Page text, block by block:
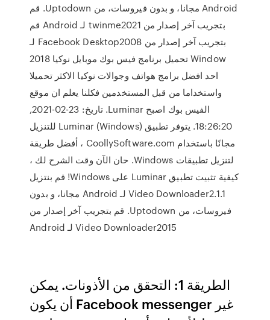
Android مجانا، و بدون فيروسات، من Uptodown. قم
بتجريب آخر إصدار من twinme2021 لـ Android قم
بتجريب آخر إصدار من Facebook Desktop2008 لـ
Window تحميل برنامج فيس بوك موبايل نوكيا 2018
احد افضل برامج هواتف وجوالات نوكيا الاكثر تحميلا
واستخداما من قبل المستخدمين فكلنا يعلم ان موقع
الفيس بوك اصبح Luminar. تاريخ: 23-02-2021,
18:26:20. يتوفر تطبيق Luminar (Windows) للتنزيل
مجانًا باستخدام CoollySoftware.com ، أفضل طريقة
لتنزيل تطبيقات Windows. حان الآن وقت الشرح لك ،
كيفية تثبيت تطبيق Luminar على Windows! ‫قم بنتزيل
Video Downloader2.1.1 لـ Android مجانا، و بدون
فيروسات، من Uptodown. قم بتجريب آخر إصدار من
Video Downloader2015 لـ Android
الطريقة 1: التحقق من الأذونات. يمكن
أن يكون Facebook messenger غير